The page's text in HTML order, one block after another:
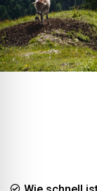
Lilli H
Rating: 5/5
Kuschelig weiches
Ich hab mich für ein
Thu May 30 2024